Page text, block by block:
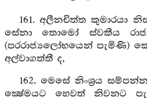
161. අලීනචිත්ත කුමාරයා
සේනා තොමෝ ස්වකීය
(පරරාජ්‍යලෝභයෙන් පැමිණි)
අල්වාගත්තී ද,
162. මෙසේ නිංශ්‍රය
ක්‍ෂේමයට හෙවත් නිවනට